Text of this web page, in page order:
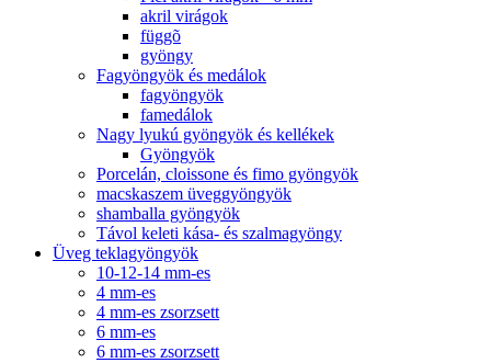
akril virágok
függõ
gyöngy
Fagyöngyök és medálok
fagyöngyök
famedálok
Nagy lyukú gyöngyök és kellékek
Gyöngyök
Porcelán, cloissone és fimo gyöngyök
macskaszem üveggyöngyök
shamballa gyöngyök
Távol keleti kása- és szalmagyöngy
Üveg teklagyöngyök
10-12-14 mm-es
4 mm-es
4 mm-es zsorzsett
6 mm-es
6 mm-es zsorzsett